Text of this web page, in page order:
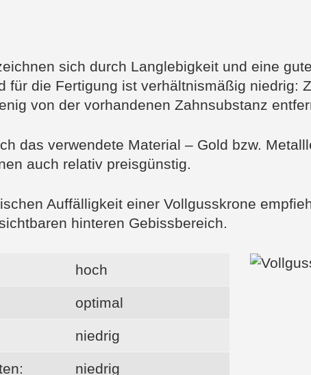
sich durch Langlebigkeit und eine
für die Fertigung ist verhältnismäßig niedrig:
von der vorhandenen Zahnsubstanz
das verwendete Material – Gold bzw.
auch relativ preisgünstig.
Auffälligkeit einer Vollgusskrone
hinteren Gebissbereich.
hoch
optimal
niedrig
niedrig